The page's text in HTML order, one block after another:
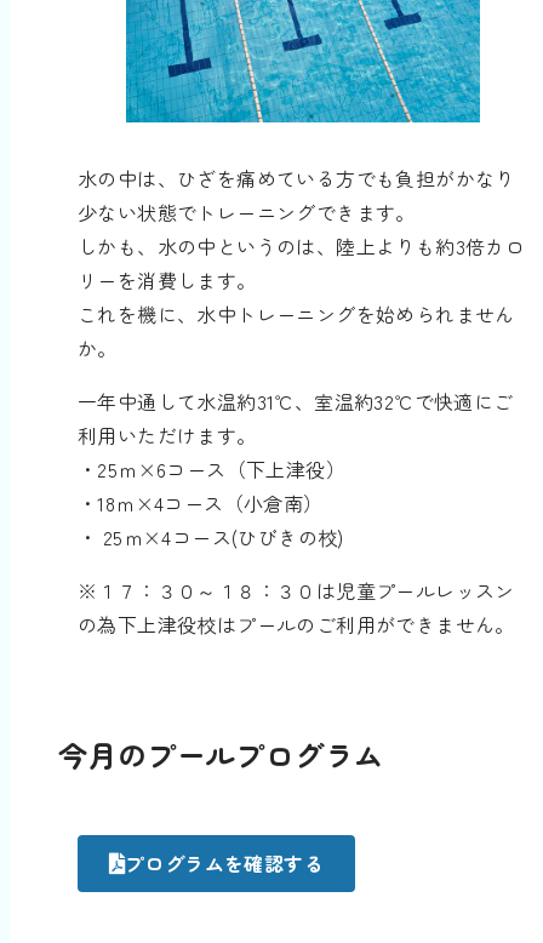
水の中は、ひざを痛めている方でも負担がかなり
少ない状態でトレーニングできます。
しかも、水の中というのは、陸上よりも約3倍カロ
リーを消費します。
これを機に、水中トレーニングを始められません
か。
一年中通して水温約31℃、室温約32℃で快適にご
利用いただけます。
・25ｍ×6コース（下上津役）
・18ｍ×4コース（小倉南）
・ 25ｍ×4コース(ひびきの校)
※１７：３０～１８：３０は児童プールレッスン
の為下上津役校はプールのご利用ができません。
今月のプールプログラム
プログラムを確認する